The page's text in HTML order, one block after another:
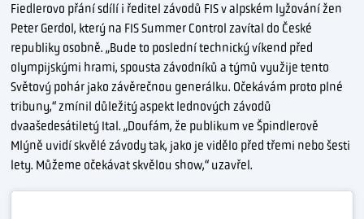
Fiedlerovo přání sdílí i ředitel závodů FIS v alpském lyžování žen
Peter Gerdol, který na FIS Summer Control zavítal do České
republiky osobně. „Bude to poslední technický víkend před
olympijskými hrami, spousta závodníků a týmů využije tento
Světový pohár jako závěrečnou generálku. Očekávám proto plné
tribuny,“ zmínil důležitý aspekt lednových závodů
dvaašedesátiletý Ital. „Doufám, že publikum ve Špindlerově
Mlýně uvidí skvělé závody tak, jako je vidělo před třemi nebo šesti
lety. Můžeme očekávat skvělou show,“ uzavřel.